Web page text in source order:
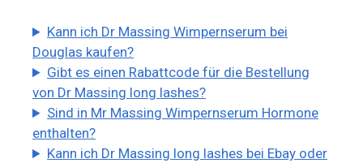
Kann ich Dr Massing Wimpernserum bei
Douglas kaufen?
Gibt es einen Rabattcode für die Bestellung
von Dr Massing long lashes?
Sind in Mr Massing Wimpernserum Hormone
enthalten?
Kann ich Dr Massing long lashes bei Ebay oder